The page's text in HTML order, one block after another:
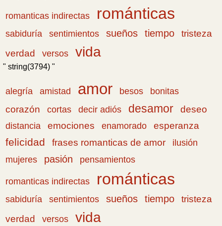
romanticas indirectas románticas
sabiduría sentimientos sueños tiempo
tristeza
verdad
versos vida
" string(3794) "
alegría amistad amor besos
bonitas
corazón
cortas decir adiós desamor deseo
distancia emociones enamorado esperanza
felicidad frases romanticas de amor
ilusión
mujeres
pasión pensamientos
romanticas indirectas románticas
sabiduría sentimientos sueños tiempo
tristeza
verdad
versos vida